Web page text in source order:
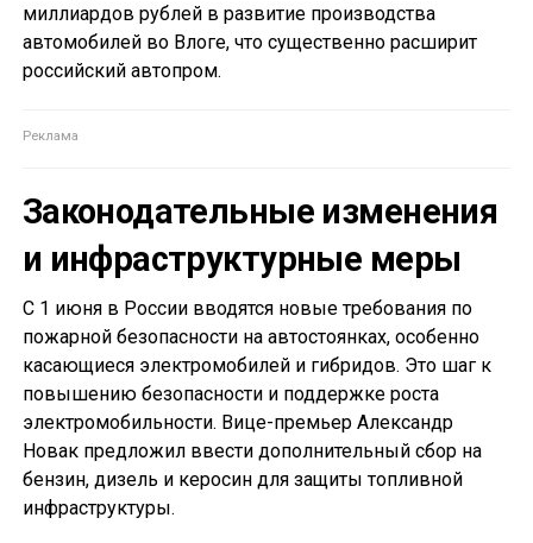
миллиардов рублей в развитие производства
автомобилей во Влоге, что существенно расширит
российский автопром.
Законодательные изменения
и инфраструктурные меры
С 1 июня в России вводятся новые требования по
пожарной безопасности на автостоянках, особенно
касающиеся электромобилей и гибридов. Это шаг к
повышению безопасности и поддержке роста
электромобильности. Вице-премьер Александр
Новак предложил ввести дополнительный сбор на
бензин, дизель и керосин для защиты топливной
инфраструктуры.